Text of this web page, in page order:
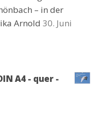
– in der
Arnold 30. Juni
A4 - quer -